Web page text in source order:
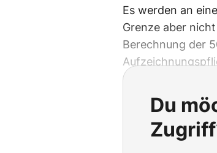
Es werden an
Grenze aber
Berechnung der
Du